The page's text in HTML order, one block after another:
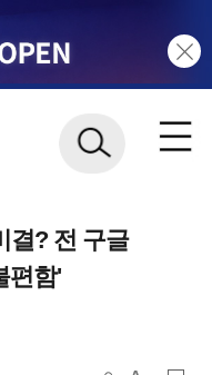
결? 전 구글
편함'